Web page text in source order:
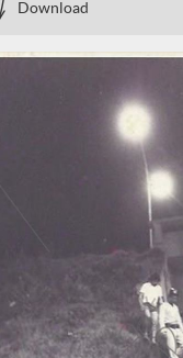
Download